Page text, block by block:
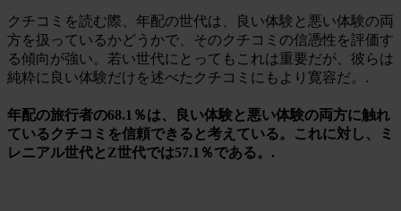
クチコミを読む際、年配の世代は、良い体験と悪い体験の両
方を扱っているかどうかで、そのクチコミの信憑性を評価す
る傾向が強い。若い世代にとってもこれは重要だが、彼らは
純粋に良い体験だけを述べたクチコミにもより寛容だ。.
年配の旅行者の68.1％は、良い体験と悪い体験の両方に触れ
ているクチコミを信頼できると考えている。これに対し、ミ
レニアル世代とZ世代では57.1％である。.